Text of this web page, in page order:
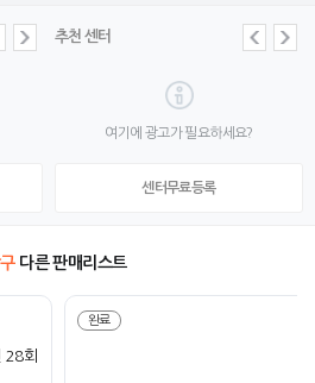
추천 센터
여기에 광고가 필요하세요?
센터무료등록
다른 판매리스트
28회
완료